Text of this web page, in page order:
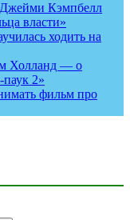
Кэмпбелл
власти»
ходить на
Холланд — о
2»
фильм про